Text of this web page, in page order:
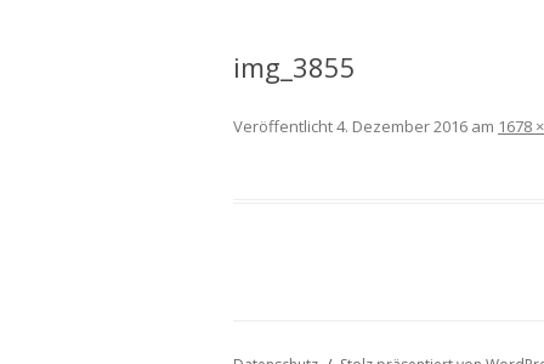
img_3855
Veröffentlicht4. Dezember 2016 am 1678